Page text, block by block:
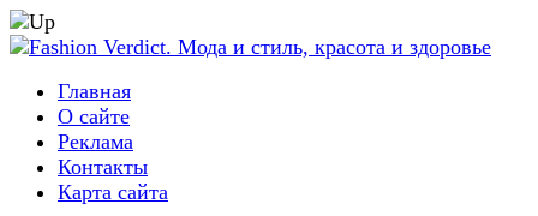
Главная
О сайте
Реклама
Контакты
Карта сайта